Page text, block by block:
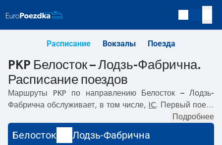
Расписание Вокзалы Поезда
PKP Белосток – Лодзь-Фабрична.
Расписание поездов
Маршруты PKP по направлению
Белосток – Лодзь-
Фабрична обслуживает, в том числе, IC. Первый поезд
с вокзала PKP Белосток.
Последний поезд до Лодзь-Фабрична отправляется в
20:15. По маршрутуБелосток–Лодзь-Фабрична
Подробнее
Белосток Лодзь-Фабрична